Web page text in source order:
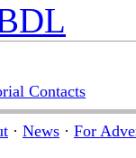
Contacts
· News · For